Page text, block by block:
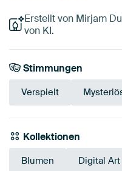
Erstellt von Mirjam
von KI.
Stimmungen
Verspielt
Kollektionen
Blumen Digital Art